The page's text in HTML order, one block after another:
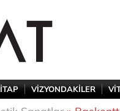
VİZYONDAKİLER